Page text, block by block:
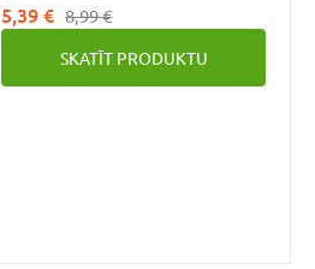
vitamīns palīdz uzturēt kaulu un
zobu veselību, normālu
muskuļu darbību un veicina
normālu imūnsistēmas darbību.
5,39 € 8,99 €
SKATĪT PRODUKTU